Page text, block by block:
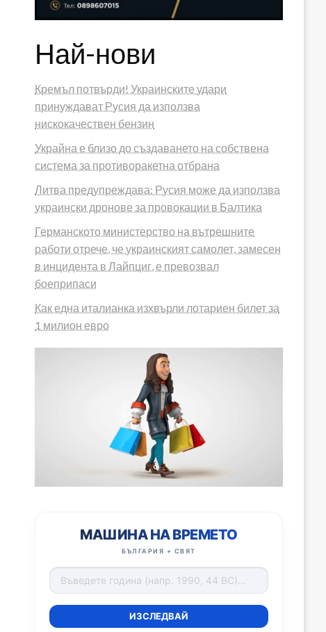
Най-нови
Кремъл потвърди! Украинските удари
принуждават Русия да използва
нискокачествен бензин
Украйна е близо до създаването на собствена
система за противоракетна отбрана
Литва предупреждава: Русия може да използва
украински дронове за провокации в Балтика
Германското министерство на вътрешните
работи отрече, че украинският самолет, замесен
в инцидента в Лайпциг, е превозвал
боеприпаси
Как една италианка изхвърли лотариен билет за
1 милион евро
МАШИНА НА ВРЕМЕТО
БЪЛГАРИЯ + СВЯТ
ИЗСЛЕДВАЙ